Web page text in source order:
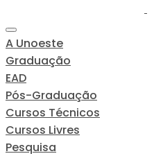
A Unoeste
Graduação
EAD
Pós-Graduação
Cursos Técnicos
Cursos Livres
Pesquisa